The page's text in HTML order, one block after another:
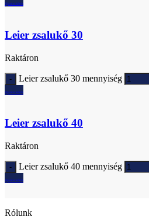
Ajánlatkérés
Leier zsalukő 30
Raktáron
Leier zsalukő 30 mennyiség
Ajánlatkérés
Leier zsalukő 40
Raktáron
Leier zsalukő 40 mennyiség
Ajánlatkérés
Rólunk